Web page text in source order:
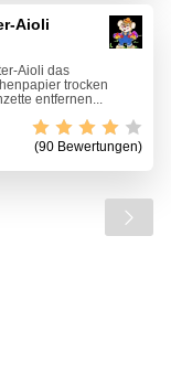
Aioli
Aioli das
trocken
entfernen...
(90 Bewertungen)